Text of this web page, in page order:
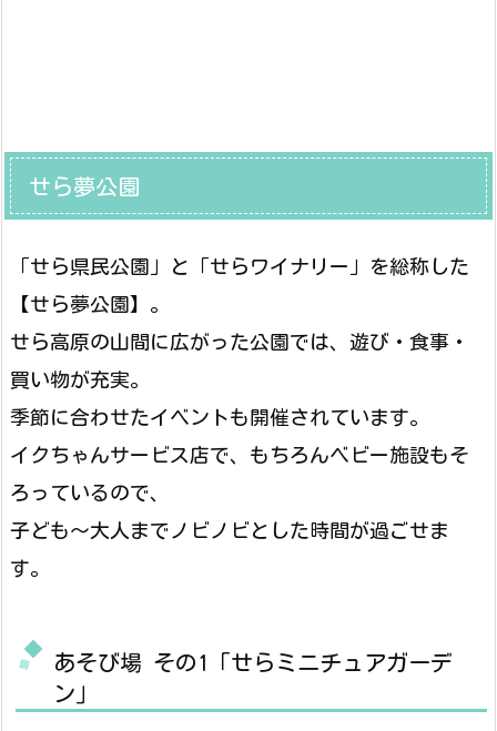
せら夢公園
「せら県民公園」と「せらワイナリー」を総称した
【せら夢公園】。
せら高原の山間に広がった公園では、遊び・食事・
買い物が充実。
季節に合わせたイベントも開催されています。
イクちゃんサービス店で、もちろんベビー施設もそ
ろっているので、
子ども～大人までノビノビとした時間が過ごせま
す。
あそび場 その1「せらミニチュアガーデ
ン」